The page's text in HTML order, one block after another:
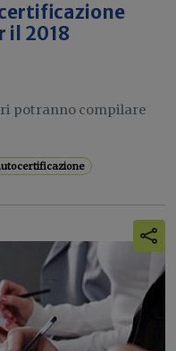
il 2018
potranno compilare